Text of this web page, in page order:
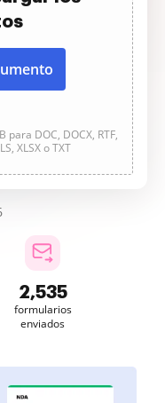
DOC, DOCX, RTF,
XLSX o TXT
2,535
formularios
enviados